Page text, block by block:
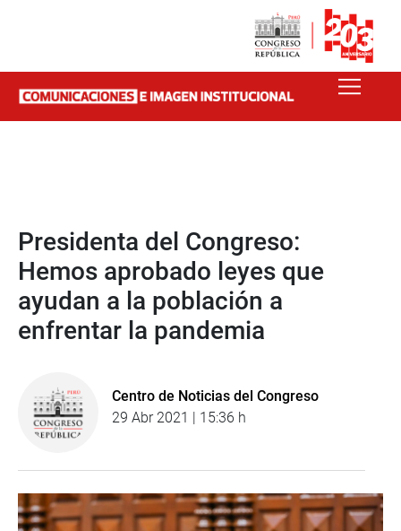
Presidenta del Congreso:
Hemos aprobado leyes que
ayudan a la población a
enfrentar la pandemia
Centro de Noticias del Congreso
29 Abr 2021 | 15:36 h